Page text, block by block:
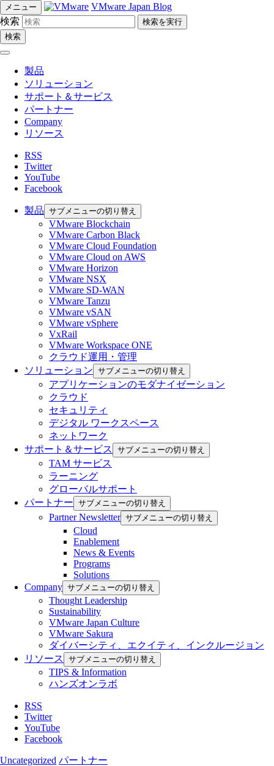
メニュー
VMware Japan Blog
検索
検索
製品
ソリューション
サポート＆サービス
パートナー
Company
リソース
RSS
Twitter
YouTube
Facebook
製品 サブメニューの切り替え
VMware Blockchain
VMware Carbon Black
VMware Cloud Foundation
VMware Cloud on AWS
VMware Horizon
VMware NSX
VMware SD-WAN
VMware Tanzu
VMware vSAN
VMware vSphere
VxRail
VMware Workspace ONE
クラウド運用・管理
ソリューション サブメニューの切り替え
アプリケーションのモダナイゼーション
クラウド
セキュリティ
デジタル ワークスペース
ネットワーク
サポート＆サービス
サブメニューの切り替え
TAM サービス
ラーニング
グローバルサポート
パートナー サブメニューの切り替え
Partner Newsletter サブメニューの切り替え
Cloud
Enablement
News & Events
Programs
Solutions
Company サブメニューの切り替え
Thought Leadership
Sustainability
VMware Japan Culture
VMware Sakura
ダイバーシティ、エクイティ、インクルージョン
リソース
サブメニューの切り替え
TIPS & Information
ハンズオンラボ
RSS
Twitter
YouTube
Facebook
Uncategorized パートナー